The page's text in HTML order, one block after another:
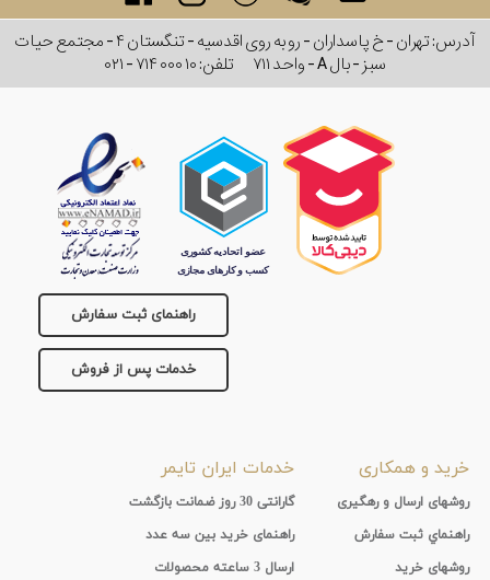
ساعت
بند
آدرس: تهران - خ پاسداران - رو به روی اقدسیه - تنگستان ۴ - مجتمع حیات
سبز - بال A - واحد ۷۱۱
تلفن:۰۲۱ - ۷۱۴ ۰۰۰ ۱۰
راهنمای ثبت سفارش
خدمات پس از فروش
خرید و همکاری
روشهای ارسال و رهگیری
راهنماي ثبت سفارش
روشهای خرید
خدمات ایران تایمر
گارانتی 30 روز ضمانت بازگشت
راهنمای خرید بین سه عدد
ارسال 3 ساعته محصولات